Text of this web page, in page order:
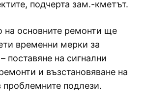
подчерта зам.-кметът.
на основните ремонти ще
временни мерки за
поставяне на сигнални
и възстановяване на
проблемните подлези.